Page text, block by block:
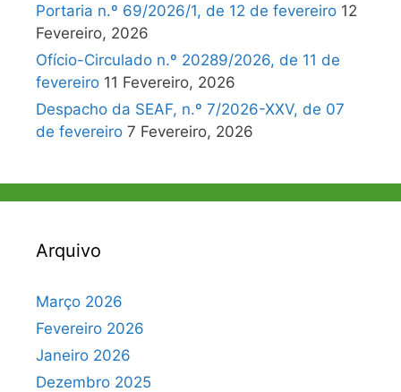
Portaria n.º 69/2026/1, de 12 de fevereiro 12
Fevereiro, 2026
Ofício-Circulado n.º 20289/2026, de 11 de
fevereiro 11 Fevereiro, 2026
Despacho da SEAF, n.º 7/2026-XXV, de 07
de fevereiro 7 Fevereiro, 2026
Arquivo
Março 2026
Fevereiro 2026
Janeiro 2026
Dezembro 2025